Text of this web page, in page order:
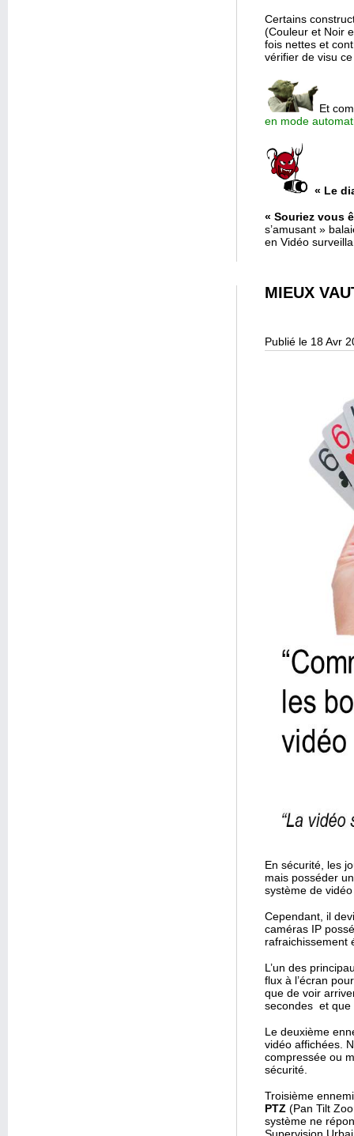
Certains
(Couleur et Noir
fois nettes et
vérifier de visu
Et
en mode
« Le
« Souriez vous
s’amusant »
en Vidéo
MIEUX
Publié le 18 Avr
En sécurité, les
mais posséder
système de
Cependant, il
caméras IP
rafraichissement
L’un des
flux à l’écran
que de voir
secondes et que
Le deuxième
vidéo affichées.
compressée ou
sécurité.
Troisième
PTZ (Pan Tilt
système ne